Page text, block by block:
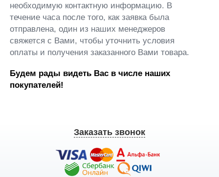
необходимую контактную информацию. В
течение часа после того, как заявка была
отправлена, один из наших менеджеров
свяжется с Вами, чтобы уточнить условия
оплаты и получения заказанного Вами товара.
Будем рады видеть Вас в числе наших
покупателей!
Заказать звонок